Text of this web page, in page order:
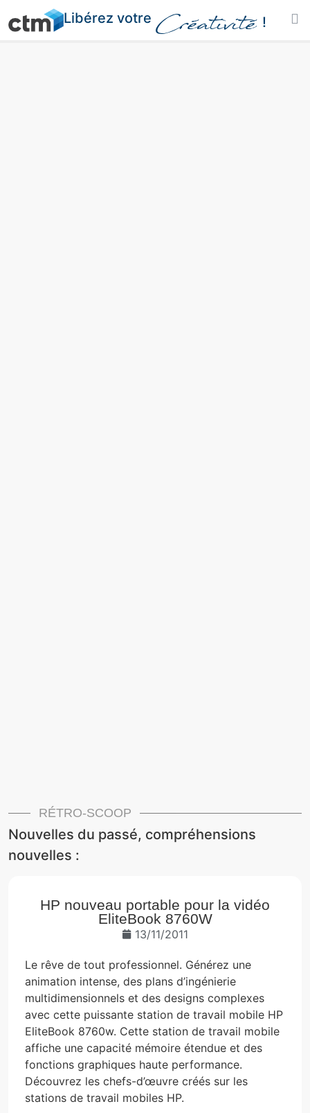
Libérez votre Créativité !
RÉTRO-SCOOP
Nouvelles du passé, compréhensions
nouvelles :
HP nouveau portable pour la vidéo
EliteBook 8760W
13/11/2011
Le rêve de tout professionnel. Générez une
animation intense, des plans d’ingénierie
multidimensionnels et des designs complexes
avec cette puissante station de travail mobile HP
EliteBook 8760w. Cette station de travail mobile
affiche une capacité mémoire étendue et des
fonctions graphiques haute performance.
Découvrez les chefs-d’œuvre créés sur les
stations de travail mobiles HP.